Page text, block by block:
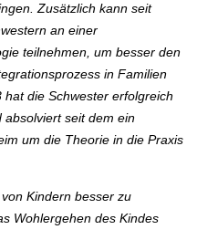
Zusätzlich kann seit
an einer
teilnehmen, um besser den
in Familien
die Schwester erfolgreich
absolviert seit dem ein
um die Theorie in die Praxis
Kindern besser zu
Wohlergehen des Kindes